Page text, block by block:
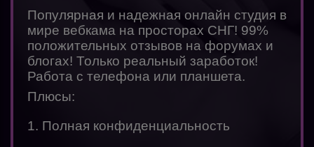
Популярная и надежная онлайн студия в
мире вебкама на просторах СНГ! 99%
положительных отзывов на форумах и
блогах! Только реальный заработок!
Работа с телефона или планшета.
Плюсы:
1. Полная конфиденциальность